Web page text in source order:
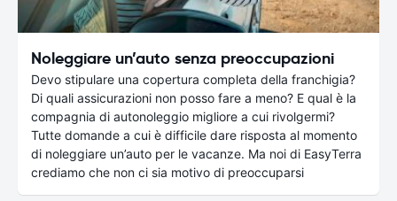
Noleggiare un’auto senza preoccupazioni
Devo stipulare una copertura completa della franchigia?
Di quali assicurazioni non posso fare a meno? E qual è la
compagnia di autonoleggio migliore a cui rivolgermi?
Tutte domande a cui è difficile dare risposta al momento
di noleggiare un’auto per le vacanze. Ma noi di EasyTerra
crediamo che non ci sia motivo di preoccuparsi